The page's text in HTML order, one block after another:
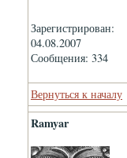
Зарегистрирован:
04.08.2007
Сообщения: 334
Вернуться к началу
Ramyar